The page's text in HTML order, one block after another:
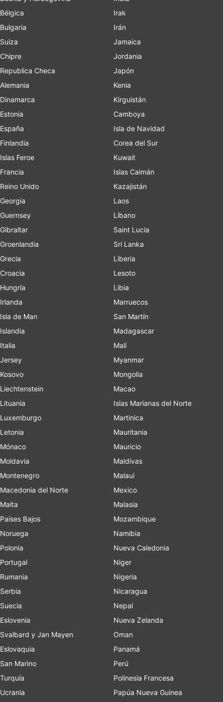
Bélgica
Bulgaria
Suiza
Chipre
Republica Checa
Alemania
Dinamarca
Estonia
España
Finlandia
Islas Feroe
Francia
Reino Unido
Georgia
Guernsey
Gibraltar
Groenlandia
Grecia
Croacia
Hungría
Irlanda
Isla de Man
Islandia
Italia
Jersey
Kosovo
Liechtenstein
Lituania
Luxemburgo
Letonia
Mónaco
Moldavia
Montenegro
Macedonia del Norte
Malta
Países Bajos
Noruega
Polonia
Portugal
Rumania
Serbia
Suecia
Eslovenia
Svalbard y Jan Mayen
Eslovaquia
San Marino
Turquía
Ucrania
Irak
Irán
Jamaica
Jordania
Japón
Kenia
Kirguistán
Camboya
Isla de Navidad
Corea del Sur
Kuwait
Islas Caimán
Kazajistán
Laos
Líbano
Saint Lucia
Sri Lanka
Liberia
Lesoto
Libia
Marruecos
San Martín
Madagascar
Malí
Myanmar
Mongolia
Macao
Islas Marianas del Norte
Martinica
Mauritania
Mauricio
Maldivas
Malaui
Mexico
Malasia
Mozambique
Namibia
Nueva Caledonia
Niger
Nigeria
Nicaragua
Nepal
Nueva Zelanda
Oman
Panamá
Perú
Polinesia Francesa
Papúa Nueva Guinea